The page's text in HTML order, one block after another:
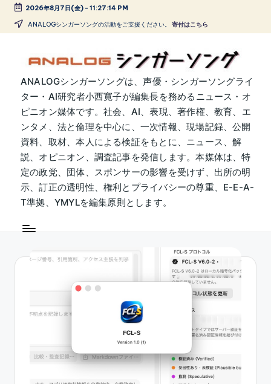
Skip
2026年8月7日(金)- 11:27:15 PM
ANALOGシンガーソングの活動をご支援ください。 寄付はこちら
A
N
A
L
O
G
シ
ン
ー
グ
ANALOGシンガーソングは、声優・シンガーソングライ
ター・AI研究者小西寛子が編集長を務めるニュース・オ
ピニオン媒体です。社会、AI、表現、著作権、教育、エ
ンタメ、法と倫理を中心に、一次情報、現場記録、公開
資料、取材、本人による検証をもとに、ニュース、解
説、オピニオン、調査記事を発信します。本媒体は、特
定の政党、団体、スポンサーの影響を受けず、出所の明
示、訂正の透明性、権利とプライバシーの尊重、E-E-A-
T準拠、YMYLを編集原則とします。